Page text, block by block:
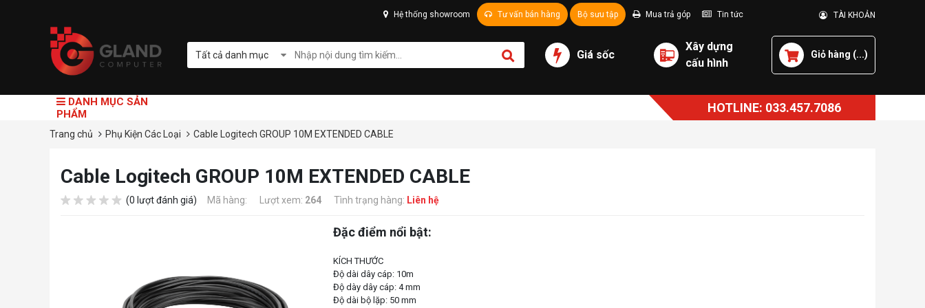
Hệ thống showroom Tư vấn bán hàng Bộ sưu tập Mua trả góp Tin tức TÀI KHOẢN
Tất cả danh mục Giá sốc
Xây dựng
cấu hình
Giỏ hàng (...)
DANH MỤC SẢN
PHẨM
HOTLINE: 033.457.7086
Trang chủ Phụ Kiện Các Loại Cable Logitech GROUP 10M EXTENDED CABLE
Cable Logitech GROUP 10M EXTENDED CABLE
(0 lượt đánh giá) Mã hàng: Lượt xem: 264 Tình trạng hàng: Liên hệ
Đặc điểm nổi bật:
KÍCH THƯỚC
Độ dài dây cáp: 10m
Độ dày dây cáp: 4 mm
Độ dài bộ lặp: 50 mm